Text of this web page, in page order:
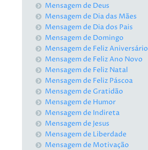
Mensagem de Deus
Mensagem de Dia das Mães
Mensagem de Dia dos Pais
Mensagem de Domingo
Mensagem de Feliz Aniversário
Mensagem de Feliz Ano Novo
Mensagem de Feliz Natal
Mensagem de Feliz Páscoa
Mensagem de Gratidão
Mensagem de Humor
Mensagem de Indireta
Mensagem de Jesus
Mensagem de Liberdade
Mensagem de Motivação